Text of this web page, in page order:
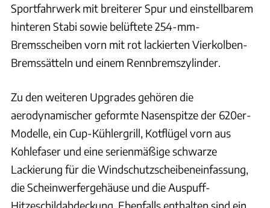
Sportfahrwerk mit breiterer Spur und einstellbarem
hinteren Stabi sowie belüftete 254-mm-
Bremsscheiben vorn mit rot lackierten Vierkolben-
Bremssätteln und einem Rennbremszylinder.
Zu den weiteren Upgrades gehören die
aerodynamischer geformte Nasenspitze der 620er-
Modelle, ein Cup-Kühlergrill, Kotflügel vorn aus
Kohlefaser und eine serienmäßige schwarze
Lackierung für die Windschutzscheibeneinfassung,
die Scheinwerfergehäuse und die Auspuff-
Hitzeschildabdeckung. Ebenfalls enthalten sind ein